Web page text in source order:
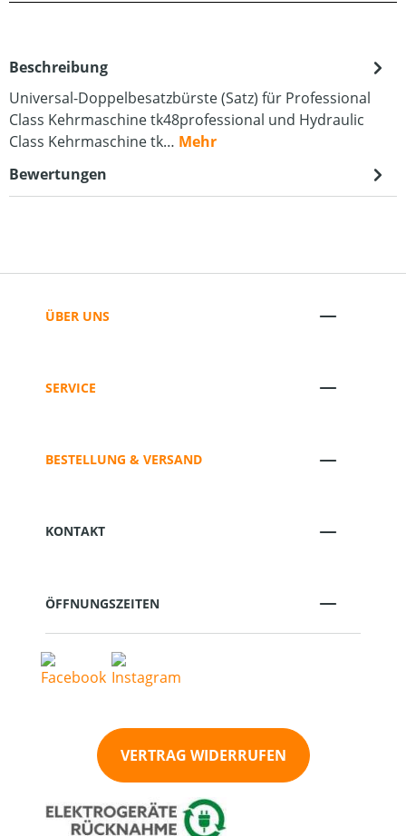
Beschreibung
Universal-Doppelbesatzbürste (Satz) für Professional
Class Kehrmaschine tk48professional und Hydraulic
Class Kehrmaschine tk… Mehr
Bewertungen
ÜBER UNS
SERVICE
BESTELLUNG & VERSAND
KONTAKT
ÖFFNUNGSZEITEN
VERTRAG WIDERRUFEN